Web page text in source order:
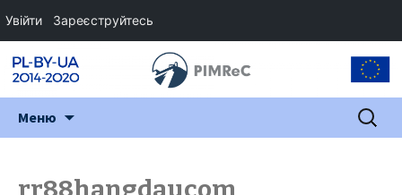
Меню Пошук:
rr88hangdaucom
Увійти Зареєструйтесь